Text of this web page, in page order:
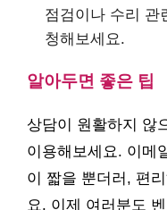
점검이나 수리 관
청해보세요.
알아두면 좋은 팁
상담이 원활하지 않
이용해보세요. 이메
이 짧을 뿐더러, 편
요. 이제 여러분도